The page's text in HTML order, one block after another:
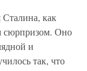
Сталина, как
сюрпризом. Оно
и
так, что